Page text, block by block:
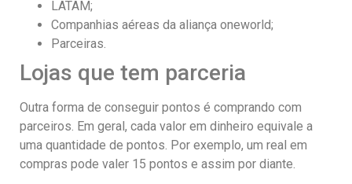
LATAM;
Companhias aéreas da aliança oneworld;
Parceiras.
Lojas que tem parceria
Outra forma de conseguir pontos é comprando com
parceiros. Em geral, cada valor em dinheiro equivale a
uma quantidade de pontos. Por exemplo, um real em
compras pode valer 15 pontos e assim por diante.